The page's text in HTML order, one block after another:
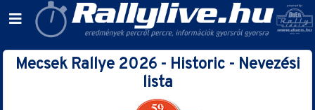
Mecsek Rallye 2026 - Historic - Nevezési
lista